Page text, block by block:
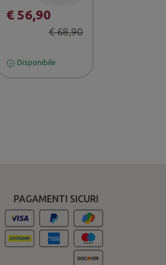
€ 56,90
€ 68,90
Disponibile
PAGAMENTI SICURI